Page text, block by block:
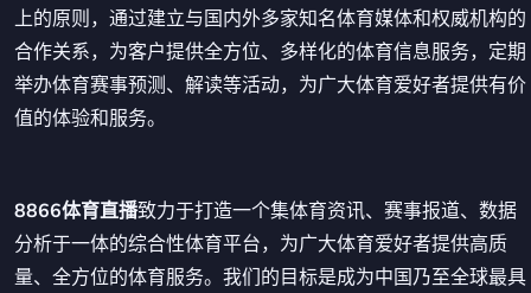
上的原则，通过建立与国内外多家知名体育媒体和权威机构的
合作关系，为客户提供全方位、多样化的体育信息服务，定期
举办体育赛事预测、解读等活动，为广大体育爱好者提供有价
值的体验和服务。
8866体育直播致力于打造一个集体育资讯、赛事报道、数据
分析于一体的综合性体育平台，为广大体育爱好者提供高质
量、全方位的体育服务。我们的目标是成为中国乃至全球最具